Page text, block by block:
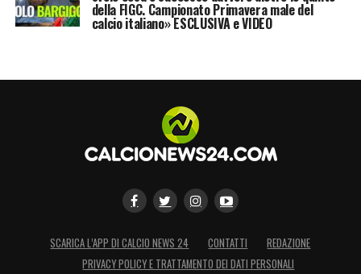
Sicuramente quello che abbiamo fatto prima
ci può aiutare per domani».
Siamo consapevoli delle nostre forze,
determinati per fare una grande prestazione.
dobbiamo trovare un modo di reagire».
ESTEVEZ DIFENSORE? –
«È una possibilità,
certamente».
della FIGC. Campionato Primavera male del
calcio italiano» ESCLUSIVA e VIDEO
SCARICA L’APP DI CALCIO NEWS 24 CONTATTI
REDAZIONE
PRIVACY POLICY E TRATTAMENTO DEI DATI PERSONALI